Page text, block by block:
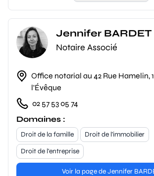
Jennifer BARDET
Notaire Associé
Office notarial au 42 Rue Hamelin,
l'Évêque
02 57 53 05 74
Domaines :
Droit de la famille
Droit de l'immobilier
Droit de l'entreprise
Voir la page de Jennifer